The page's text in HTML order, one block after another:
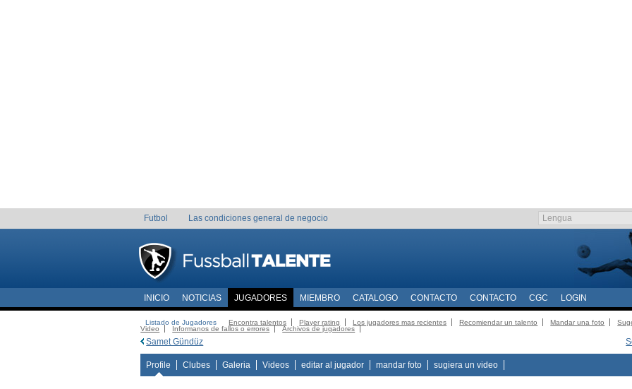
Futbol Las condiciones general de negocio
INICIO NOTICIAS JUGADORES MIEMBRO CATALOGO CONTACTO CONTACTO CGC LOGIN
Listado de Jugadores Encontra talentos Player rating Los jugadores mas recientes Recomiendar un talento Mandar una foto
Video
Informanos de fallos o errores Archivos de jugadores
Samet Gündüz
Profile Clubes Galeria Videos editar al jugador mandar foto sugiera un video